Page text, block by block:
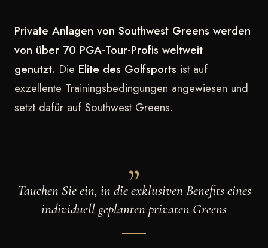
Private Anlagen von Southwest Greens werden
von über 70 PGA-Tour-Profis weltweit
genutzt. Die Elite des Golfsports ist auf
exzellente Trainingsbedingungen angewiesen und
setzt dafür auf Southwest Greens.
Tauchen Sie ein, in die exklusiven Benefits eines
individuell geplanten privaten Greens